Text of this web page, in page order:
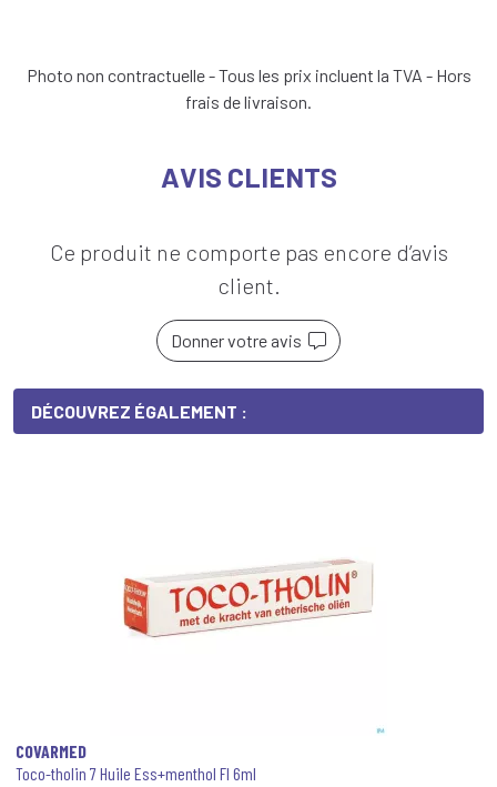
Photo non contractuelle - Tous les prix incluent la TVA - Hors
frais de livraison.
AVIS CLIENTS
Ce produit ne comporte pas encore d’avis
client.
Donner votre avis
DÉCOUVREZ ÉGALEMENT :
COVARMED
Toco-tholin 7 Huile Ess+menthol Fl 6ml